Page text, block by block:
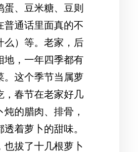
蛋、豆米糖、豆则
普通话里面真的不
么）等。老家，后
地，一年四季都有
。这个季节当属萝
，春节在老家好几
炖的腊肉、排骨，
透着萝卜的甜味。
也拔了十几根萝卜